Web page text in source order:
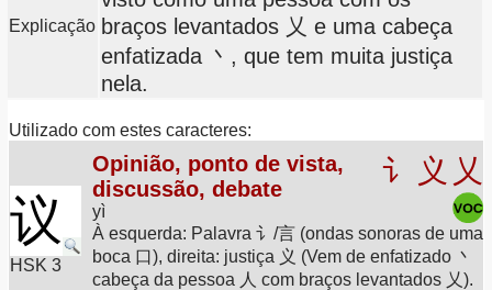
Explicação braços levantados 乂 e uma cabeça
enfatizada 丶, que tem muita justiça
nela.
Utilizado com estes caracteres:
议
HSK 3
Opinião, ponto de vista,
discussão, debate
yì
讠 义 乂
À esquerda: Palavra 讠/言 (ondas sonoras de uma
boca 口), direita: justiça 义 (Vem de enfatizado 丶
cabeça da pessoa 人 com braços levantados 乂).